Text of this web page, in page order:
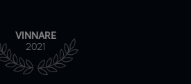
VINNARE
2021